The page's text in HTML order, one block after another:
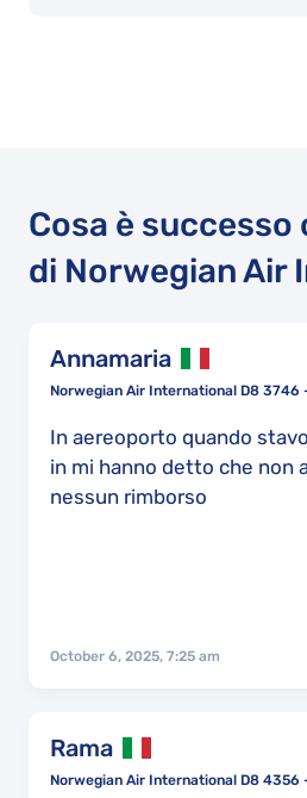
Cosa è
di Norwegian Air
Annamaria
Norwegian Air International D8 3746
In aereoporto quando
in mi hanno detto che non
nessun rimborso
October 6, 2025, 7:25 am
Rama
Norwegian Air International D8 4356